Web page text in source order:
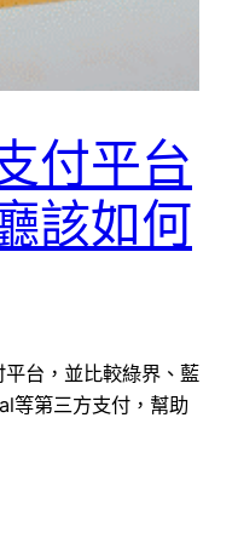
付平台
該如何
台，並比較綠界、藍
等第三方支付，幫助